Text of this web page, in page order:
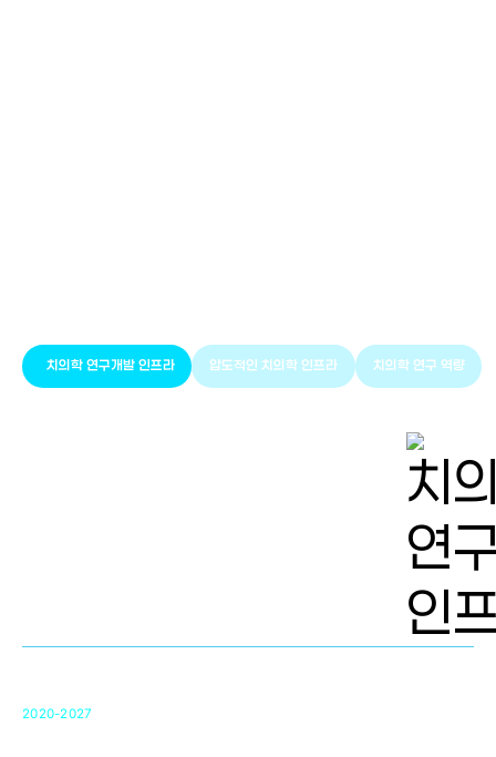
치의학 연구개발 인프라 압도적인 치의학 인프라 치의학 연구 역량
2020-2027